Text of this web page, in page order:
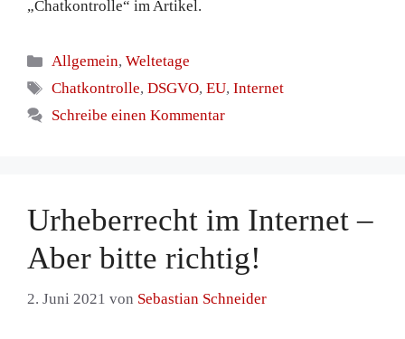
„Chatkontrolle“ im Artikel.
Kategorien
Allgemein,Weltetage
Schlagwörter
Chatkontrolle,DSGVO,EU,Internet
Schreibe einen Kommentar
Urheberrecht im Internet –
Aber bitte richtig!
2. Juni 2021 von Sebastian Schneider